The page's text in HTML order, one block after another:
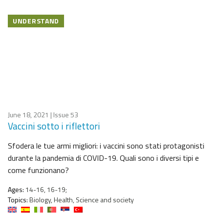
UNDERSTAND
June 18, 2021 | Issue 53
Vaccini sotto i riflettori
Sfodera le tue armi migliori: i vaccini sono stati protagonisti
durante la pandemia di COVID-19. Quali sono i diversi tipi e
come funzionano?
Ages: 14-16, 16-19;
Topics:Biology, Health, Science and society